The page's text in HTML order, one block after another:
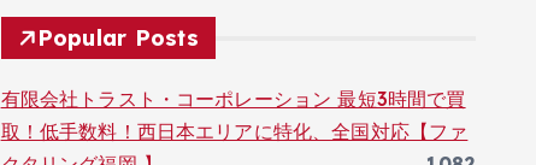
Popular Posts
有限会社トラスト・コーポレーション 最短3時間で買
取！低手数料！西日本エリアに特化、全国対応【ファ